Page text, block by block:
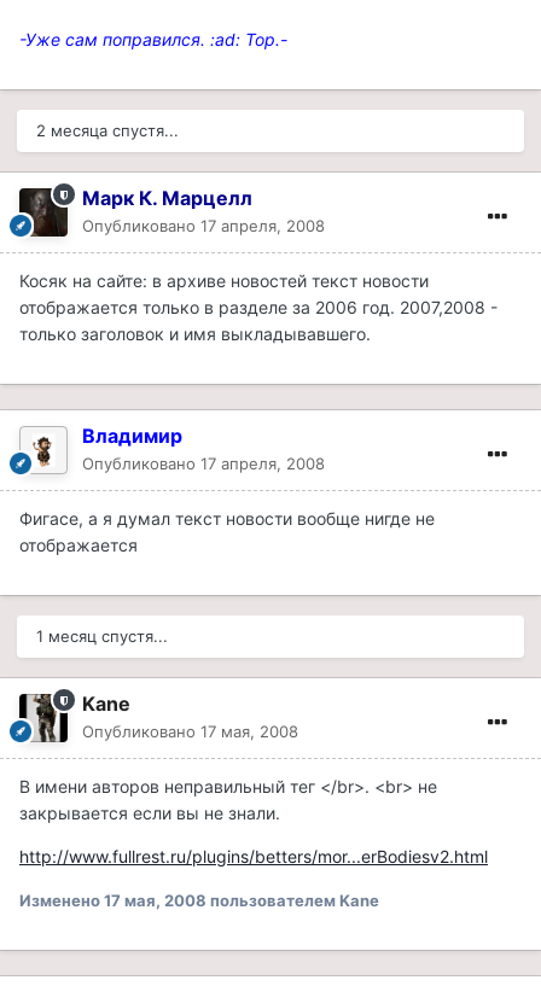
-Уже сам поправился. :ad: Тор.-
2 месяца спустя...
Марк К. Марцелл
Опубликовано 17 апреля, 2008
Косяк на сайте: в архиве новостей текст новости
отображается только в разделе за 2006 год. 2007,2008 -
только заголовок и имя выкладывавшего.
Владимир
Опубликовано 17 апреля, 2008
Фигасе, а я думал текст новости вообще нигде не
отображается
1 месяц спустя...
Kane
Опубликовано 17 мая, 2008
В имени авторов неправильный тег </br>. <br> не
закрывается если вы не знали.
http://www.fullrest.ru/plugins/betters/mor...erBodiesv2.html
Изменено17 мая, 2008 пользователем Kane